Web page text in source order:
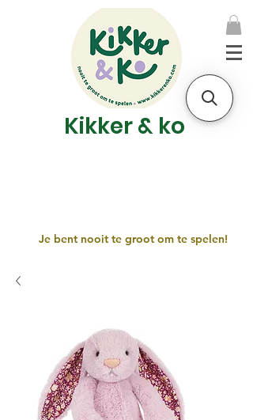
Kikker & ko
Je bent nooit te groot om te spelen!